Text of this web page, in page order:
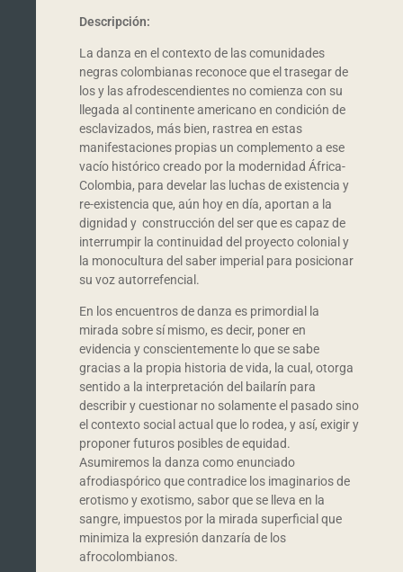
Descripción:
La danza en el contexto de las comunidades
negras colombianas reconoce que el trasegar de
los y las afrodescendientes no comienza con su
llegada al continente americano en condición de
esclavizados, más bien, rastrea en estas
manifestaciones propias un complemento a ese
vacío histórico creado por la modernidad África-
Colombia, para develar las luchas de existencia y
re-existencia que, aún hoy en día, aportan a la
dignidad y construcción del ser que es capaz de
interrumpir la continuidad del proyecto colonial y
la monocultura del saber imperial para posicionar
su voz autorrefencial.
En los encuentros de danza es primordial la
mirada sobre sí mismo, es decir, poner en
evidencia y conscientemente lo que se sabe
gracias a la propia historia de vida, la cual, otorga
sentido a la interpretación del bailarín para
describir y cuestionar no solamente el pasado sino
el contexto social actual que lo rodea, y así, exigir y
proponer futuros posibles de equidad.
Asumiremos la danza como enunciado
afrodiaspórico que contradice los imaginarios de
erotismo y exotismo, sabor que se lleva en la
sangre, impuestos por la mirada superficial que
minimiza la expresión danzaría de los
afrocolombianos.